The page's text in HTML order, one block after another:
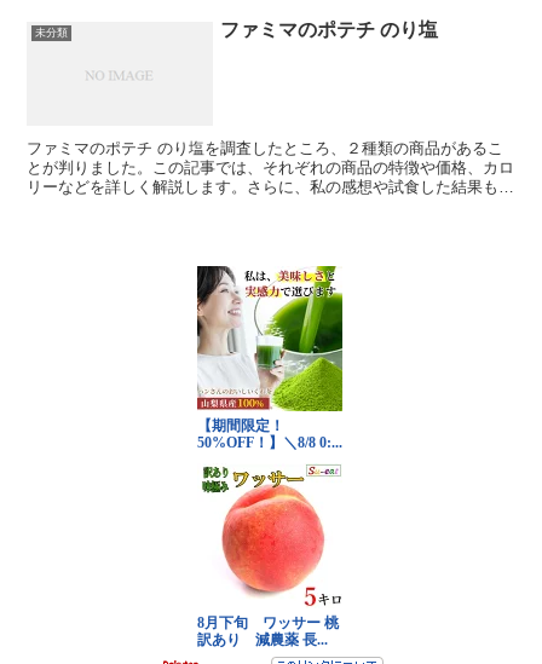
未分類 ファミマのポテチ のり塩
ファミマのポテチ のり塩を調査したところ、２種類の商品があるこ
とが判りました。この記事では、それぞれの商品の特徴や価格、カロ
リーなどを詳しく解説します。さらに、私の感想や試食した結果も共